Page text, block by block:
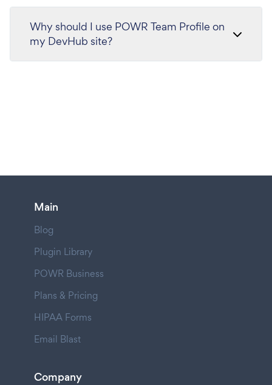
Why should I use POWR Team Profile on
my DevHub site?
Main
Blog
Plugin Library
POWR Business
Plans & Pricing
HIPAA Forms
Email Blast
Company